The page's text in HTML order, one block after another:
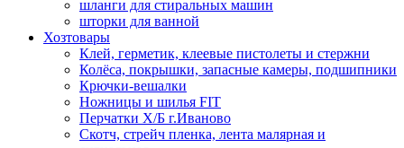
шланги для стиральных машин
шторки для ванной
Хозтовары
Клей, герметик, клеевые пистолеты и стержни
Колёса, покрышки, запасные камеры, подшипники
Крючки-вешалки
Ножницы и шилья FIT
Перчатки Х/Б г.Иваново
Скотч, стрейч пленка, лента малярная и